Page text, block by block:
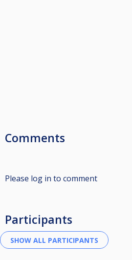
Comments
Please log in to comment
Participants